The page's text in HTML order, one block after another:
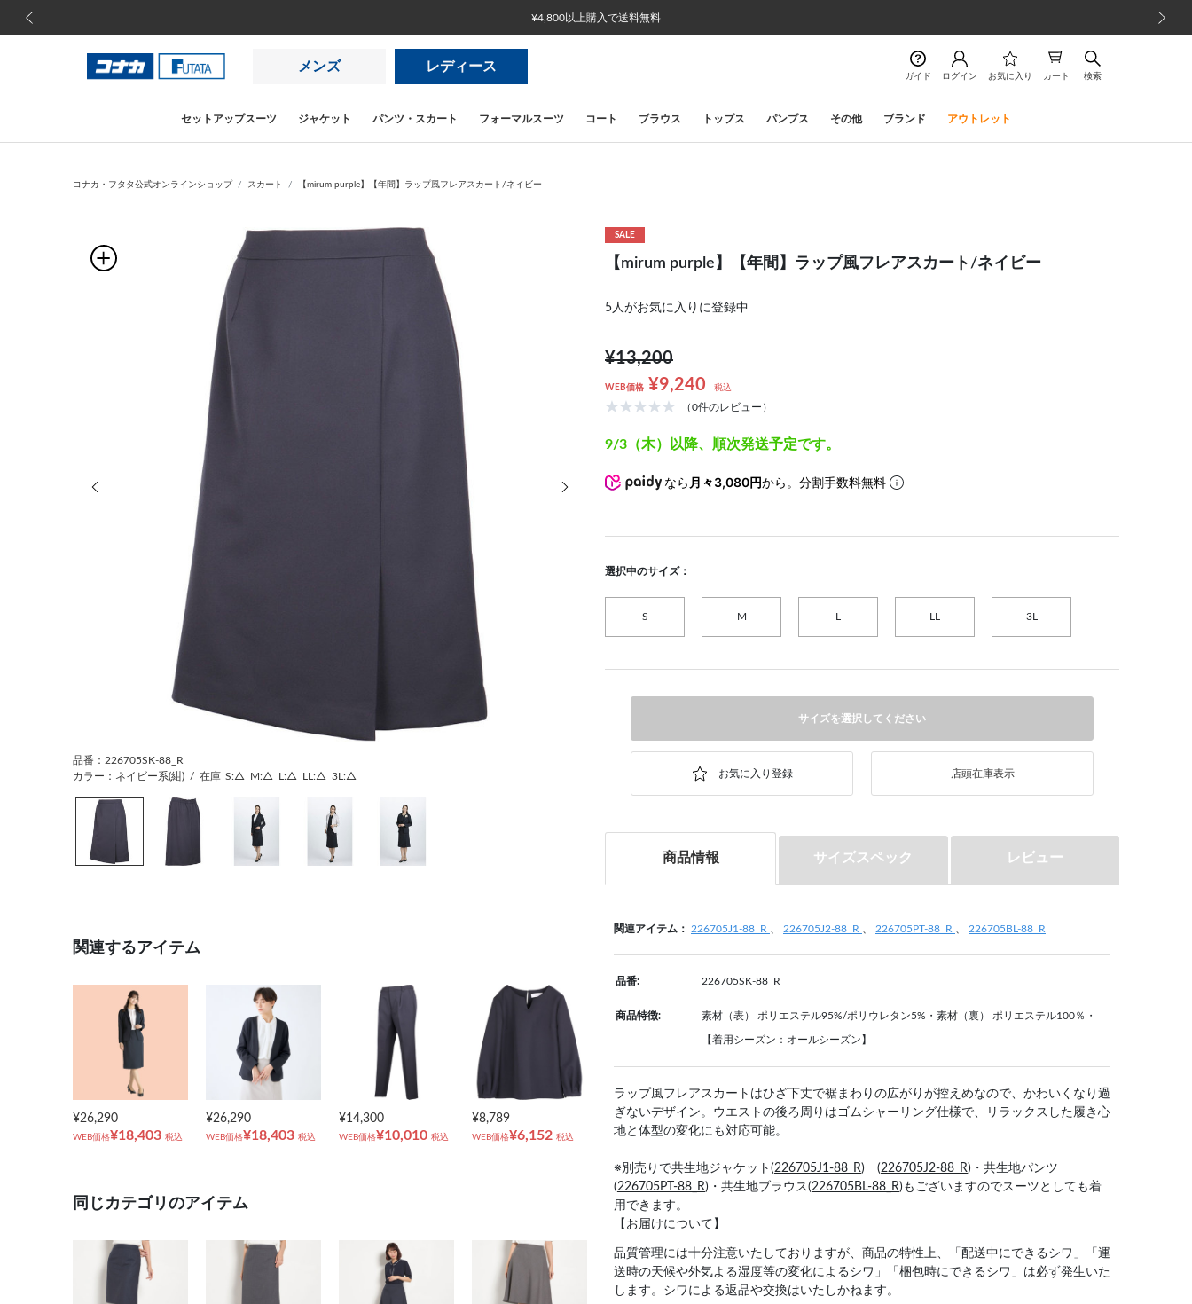
¥4,800以上購入で送料無料
メンズ レディース
ガイド ログイン お気に入り カート 検索
セットアップスーツ ジャケット パンツ・スカート フォーマルスーツ コート ブラウス トップス パンプス その他 ブランド アウトレット
コナカ・フタタ公式オンラインショップ スカート 【mirum purple】【年間】ラップ風フレアスカート/ネイビー
品番：226705SK-88_R
カラー：ネイビー系(紺) / 在庫 S:△ M:△ L:△ LL:△ 3L:△
関連するアイテム
¥26,290
WEB価格¥18,403 税込
¥26,290
WEB価格¥18,403 税込
¥14,300
WEB価格¥10,010 税込
¥8,789
WEB価格¥6,152 税込
同じカテゴリのアイテム
SALE
【mirum purple】【年間】ラップ風フレアスカート/ネイビー
5人がお気に入りに登録中
¥13,200
WEB価格 ¥9,240 税込
（0件のレビュー）
9/3（木）以降、順次発送予定です。
なら 月々3,080円から。分割手数料無料
選択中のサイズ：
S M 3L
サイズを選択してください
店頭在庫表示
商品情報 サイズスペック レビュー
関連アイテム： 226705J1-88_R 226705J2-88_R 226705PT-88_R 226705BL-88_R
品番: 226705SK-88_R
商品特徴: 素材（表） ポリエステル95%/ポリウレタン5%・素材（裏） ポリエステル100％・
【着用シーズン：オールシーズン】
ラップ風フレアスカートはひざ下丈で裾まわりの広がりが控えめなので、かわいくなり過
ぎないデザイン。ウエストの後ろ周りはゴムシャーリング仕様で、リラックスした履き心
地と体型の変化にも対応可能。
※別売りで共生地ジャケット(226705J1-88_R) (226705J2-88_R)・共生地パンツ
(226705PT-88_R)・共生地ブラウス(226705BL-88_R)もございますのでスーツとしても着
用できます。
【お届けについて】
品質管理には十分注意いたしておりますが、商品の特性上、「配送中にできるシワ」「運
送時の天候や外気よる湿度等の変化によるシワ」「梱包時にできるシワ」は必ず発生いた
します。シワによる返品や交換はいたしかねます。